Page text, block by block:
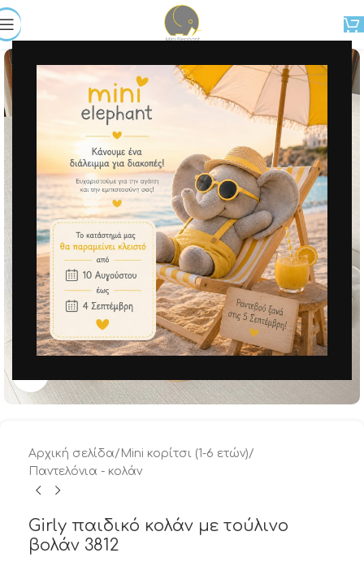
Αρχική σελίδα/ Mini κορίτσι (1-6 ετών)/
Παντελόνια - κολάν
Girly παιδικό κολάν με τούλινο
βολάν 3812